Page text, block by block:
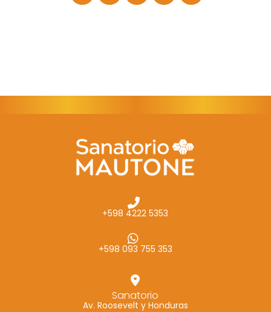
+598 4222 5353
+598 093 755 353
Sanatorio
Av. Roosevelt y Honduras